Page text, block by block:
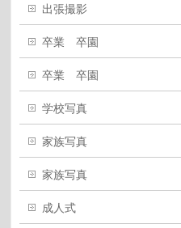
出張撮影
卒業 卒園
卒業 卒園
学校写真
家族写真
家族写真
成人式